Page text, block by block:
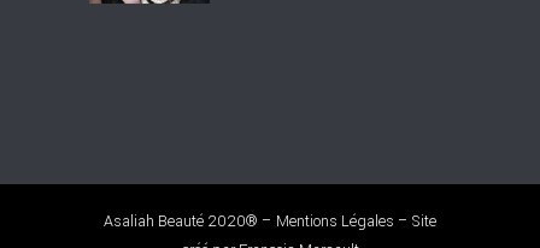
Asaliah Beauté 2020® – Mentions Légales – Site